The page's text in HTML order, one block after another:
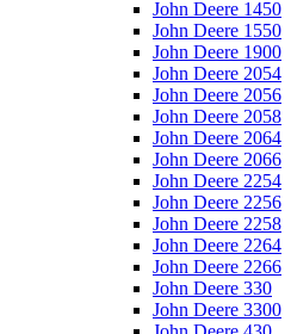
John Deere 1450
John Deere 1550
John Deere 1900
John Deere 2054
John Deere 2056
John Deere 2058
John Deere 2064
John Deere 2066
John Deere 2254
John Deere 2256
John Deere 2258
John Deere 2264
John Deere 2266
John Deere 330
John Deere 3300